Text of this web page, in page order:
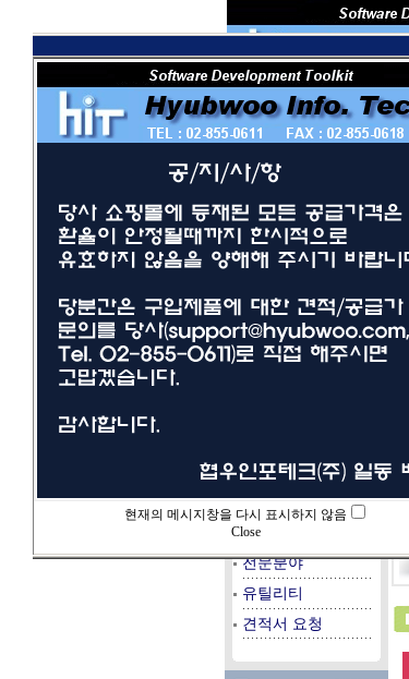
회 원 I D
멀티미디어
데이타베이스
시스템/서버
전문분야
유틸리티
견적서 요청
현재의 메시지창을 다시 표시하지 않음
Close